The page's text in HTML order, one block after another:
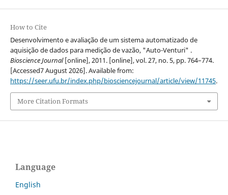
How to Cite
Desenvolvimento e avaliação de um sistema automatizado de
aquisição de dados para medição de vazão, "Auto-Venturi" .
Bioscience Journal[online], 2011. [online], vol. 27, no. 5, pp. 764–774.
[Accessed7 August 2026]. Available from:
https://seer.ufu.br/index.php/biosciencejournal/article/view/11745.
More Citation Formats
Language
English